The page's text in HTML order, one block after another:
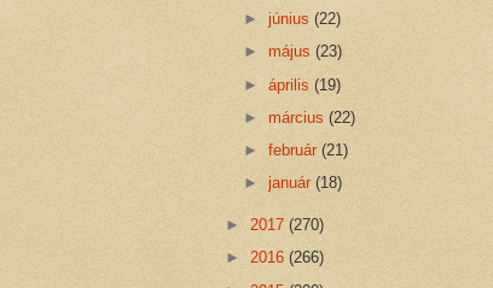
►június(22)
► május(23)
►április(19)
► március(22)
►február(21)
►január(18)
► 2017 (270)
► 2016 (266)